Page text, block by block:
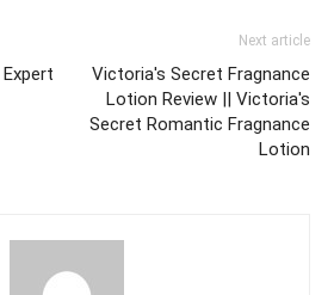
Next article
Victoria's Secret Fragnance
Lotion Review || Victoria's
Secret Romantic Fragnance
Lotion